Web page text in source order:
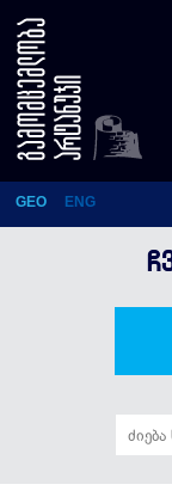
გელა
GEO ENG